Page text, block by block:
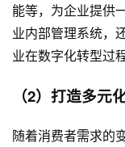
能等，为企业提供
业内部管理系统，
业在数字化转型过
（2）打造多元
随着消费者需求的